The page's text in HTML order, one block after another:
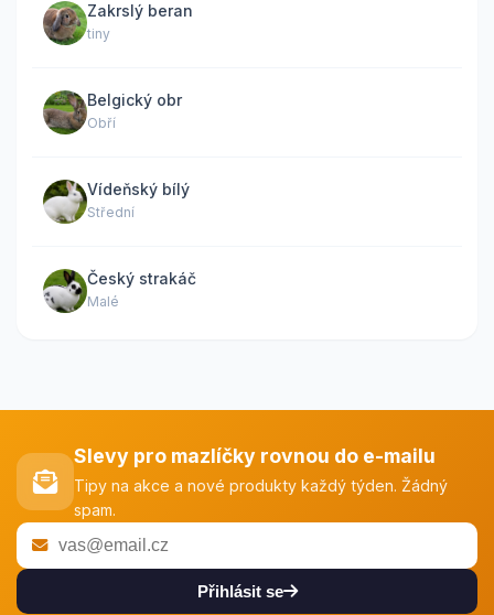
Zakrslý beran
tiny
Belgický obr
Obří
Vídeňský bílý
Střední
Český strakáč
Malé
Slevy pro mazlíčky rovnou do e-mailu
Tipy na akce a nové produkty každý týden. Žádný
spam.
Přihlásit se